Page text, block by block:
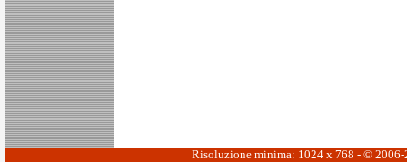
Risoluzione minima: 1024 x 768 - ©